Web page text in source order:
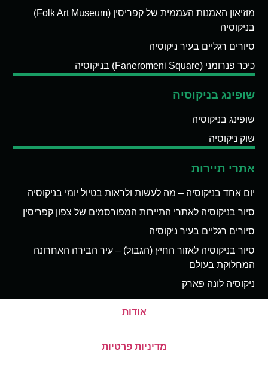
מוזיאון האמנות העממית של קפריסין (Folk Art Museum)
בניקוסיה
סיורים רגליים בעיר ניקוסיה
כיכר פנרומני (Faneromeni Square) בניקוסיה
שופינג בניקוסיה
שופינג בניקוסיה
שוק ניקוסיה
אתרי תיירות
יום אחד בניקוסיה – מה לעשות ולראות בטיול יומי בניקוסיה
סיור בניקוסיה לאתרי התיירות המפורסמים של צפון קפריסין
סיורים רגליים בעיר ניקוסיה
סיור בניקוסיה לאזור החיץ (הגבול) – עיר הבירה האחרונה
המחלוקת בעולם
ניקוסיה לונה פארק
אודות
מדיניות פרטיות